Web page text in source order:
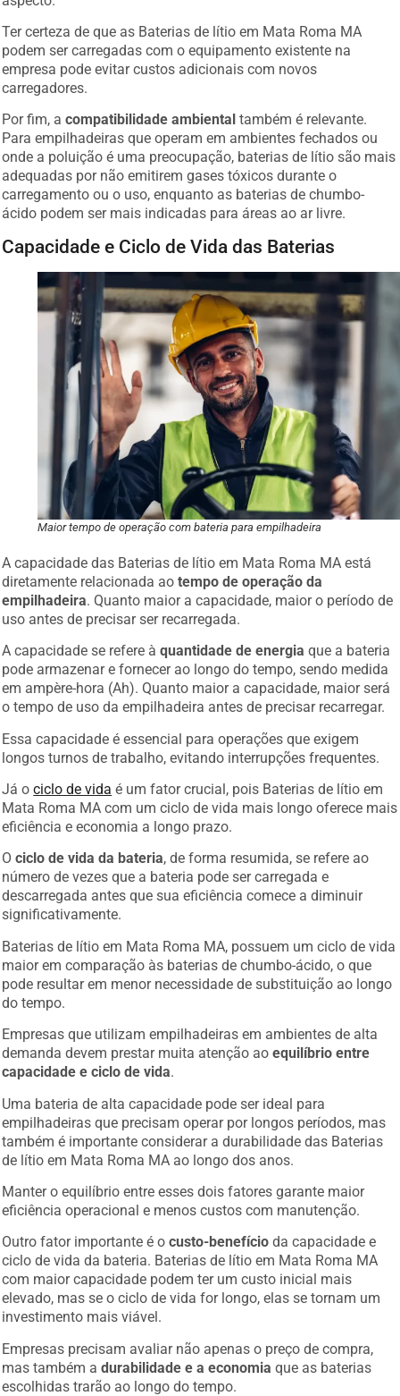
Ter certeza de que as Baterias de lítio em Mata Roma MA
podem ser carregadas com o equipamento existente na
empresa pode evitar custos adicionais com novos
carregadores.
Por fim, acompatibilidade ambiental também é relevante.
Para empilhadeiras que operam em ambientes fechados ou
onde a poluição é uma preocupação, baterias de lítio são mais
adequadas por não emitirem gases tóxicos durante o
carregamento ou o uso, enquanto as baterias de chumbo-
ácido podem ser mais indicadas para áreas ao ar livre.
Capacidade e Ciclo de Vida das Baterias
Maior tempo de operação com bateria para empilhadeira
A capacidade das Baterias de lítio em Mata Roma MA está
diretamente relacionada aotempo de operação da
empilhadeira. Quanto maior a capacidade, maior o período de
uso antes de precisar ser recarregada.
A capacidade se refere àquantidade de energia que a bateria
pode armazenar e fornecer ao longo do tempo, sendo medida
em ampère-hora (Ah). Quanto maior a capacidade, maior será
o tempo de uso da empilhadeira antes de precisar recarregar.
Essa capacidade é essencial para operações que exigem
longos turnos de trabalho, evitando interrupções frequentes.
Já ociclo de vida é um fator crucial, pois Baterias de lítio em
Mata Roma MA com um ciclo de vida mais longo oferece mais
eficiência e economia a longo prazo.
Ociclo de vida da bateria, de forma resumida, se refere ao
número de vezes que a bateria pode ser carregada e
descarregada antes que sua eficiência comece a diminuir
significativamente.
Baterias de lítio em Mata Roma MA, possuem um ciclo de vida
maior em comparação às baterias de chumbo-ácido, o que
pode resultar em menor necessidade de substituição ao longo
do tempo.
Empresas que utilizam empilhadeiras em ambientes de alta
demanda devem prestar muita atenção aoequilíbrio entre
capacidade e ciclo de vida.
Uma bateria de alta capacidade pode ser ideal para
empilhadeiras que precisam operar por longos períodos, mas
também é importante considerar a durabilidade das Baterias
de lítio em Mata Roma MA ao longo dos anos.
Manter o equilíbrio entre esses dois fatores garante maior
eficiência operacional e menos custos com manutenção.
Outro fator importante é ocusto-benefício da capacidade e
ciclo de vida da bateria. Baterias de lítio em Mata Roma MA
com maior capacidade podem ter um custo inicial mais
elevado, mas se o ciclo de vida for longo, elas se tornam um
investimento mais viável.
Empresas precisam avaliar não apenas o preço de compra,
mas também adurabilidade e a economia que as baterias
escolhidas trarão ao longo do tempo.